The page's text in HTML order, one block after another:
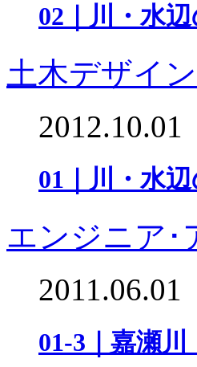
02｜川・水
土木デザイ
2012.10.01
01｜川・水
エンジニア･
2011.06.01
01-3｜嘉瀬